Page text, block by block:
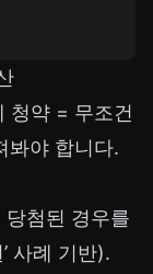
청약 = 무조건
봐야 합니다.
첨된 경우를
사례 기반).